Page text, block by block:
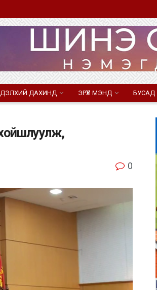
ДЭЛХИЙ ДАХИНД ЭРҮҮЛ МЭНД БУСАД
0